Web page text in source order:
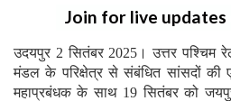
Join for live updates
उदयपुर 2 सितंबर 2025। उत्तर पश्चिम
मंडल के परिक्षेत्र से संबंधित सांसदों
महाप्रबंधक के साथ 19 सितंबर को